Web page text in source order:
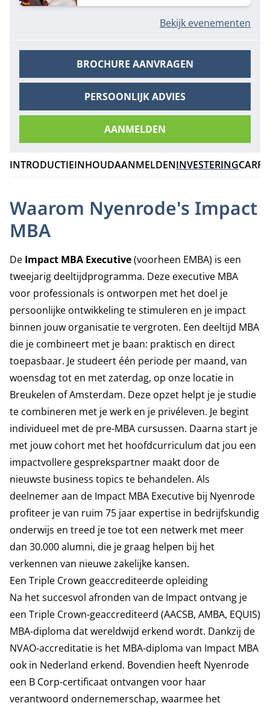
Bekijk evenementen
BROCHURE AANVRAGEN
PERSOONLIJK ADVIES
AANMELDEN
INTRODUCTIEINHOUDAANMELDENINVESTERING
Waarom Nyenrode's Impact
MBA
De Impact MBA Executive(voorheen EMBA) is een
tweejarig deeltijdprogramma. Deze executive MBA
voor professionals is ontworpen met het doel je
persoonlijke ontwikkeling te stimuleren en je impact
binnen jouw organisatie te vergroten. Een deeltijd MBA
die je combineert met je baan: praktisch en direct
toepasbaar. Je studeert één periode per maand, van
woensdag tot en met zaterdag, op onze locatie in
Breukelen of Amsterdam. Deze opzet helpt je je studie
te combineren met je werk en je privéleven. Je begint
individueel met de pre-MBA cursussen. Daarna start je
met jouw cohort met het hoofdcurriculum dat jou een
impactvollere gesprekspartner maakt door de
nieuwste business topics te behandelen. Als
deelnemer aan de Impact MBA Executive bij Nyenrode
profiteer je van ruim 75 jaar expertise in bedrijfskundig
onderwijs en treed je toe tot een netwerk met meer
dan 30.000 alumni, die je graag helpen bij het
verkennen van nieuwe zakelijke kansen.
Een Triple Crown geaccrediteerde opleiding
Na het succesvol afronden van de Impact ontvang je
een Triple Crown-geaccrediteerd (AACSB, AMBA, EQUIS)
MBA-diploma dat wereldwijd erkend wordt. Dankzij de
NVAO-accreditatie is het MBA-diploma van Impact MBA
ook in Nederland erkend. Bovendien heeft Nyenrode
een B Corp-certificaat ontvangen voor haar
verantwoord ondernemerschap, waarmee het